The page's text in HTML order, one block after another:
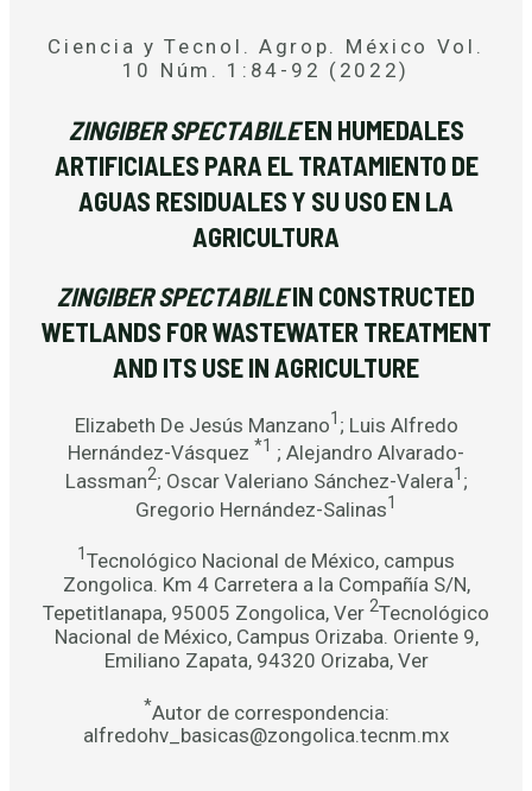
Ciencia y Tecnol. Agrop. México Vol.
10 Núm. 1:84-92 (2022)
ZINGIBER SPECTABILEEN HUMEDALES
ARTIFICIALES PARA EL TRATAMIENTO DE
AGUAS RESIDUALES Y SU USO EN LA
AGRICULTURA
ZINGIBER SPECTABILEIN CONSTRUCTED
WETLANDS FOR WASTEWATER TREATMENT
AND ITS USE IN AGRICULTURE
Elizabeth De Jesús Manzano1 ; Luis Alfredo
Hernández-Vásquez *1 ; Alejandro Alvarado-
Lassman2; Oscar Valeriano Sánchez-Valera1 ;
Gregorio Hernández-Salinas1
1Tecnológico Nacional de México, campus
Zongolica. Km 4 Carretera a la Compañía S/N,
Tepetitlanapa, 95005 Zongolica, Ver 2Tecnológico
Nacional de México, Campus Orizaba. Oriente 9,
Emiliano Zapata, 94320 Orizaba, Ver
*Autor de correspondencia:
alfredohv_basicas@zongolica.tecnm.mx